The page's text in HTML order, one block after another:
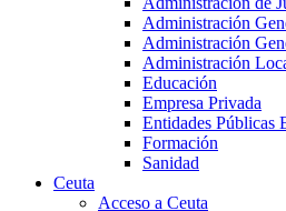
Administración
Administración
Administración
Educación
Empresa Privada
Entidades Públicas
Formación
Sanidad
Ceuta
Acceso a Ceuta